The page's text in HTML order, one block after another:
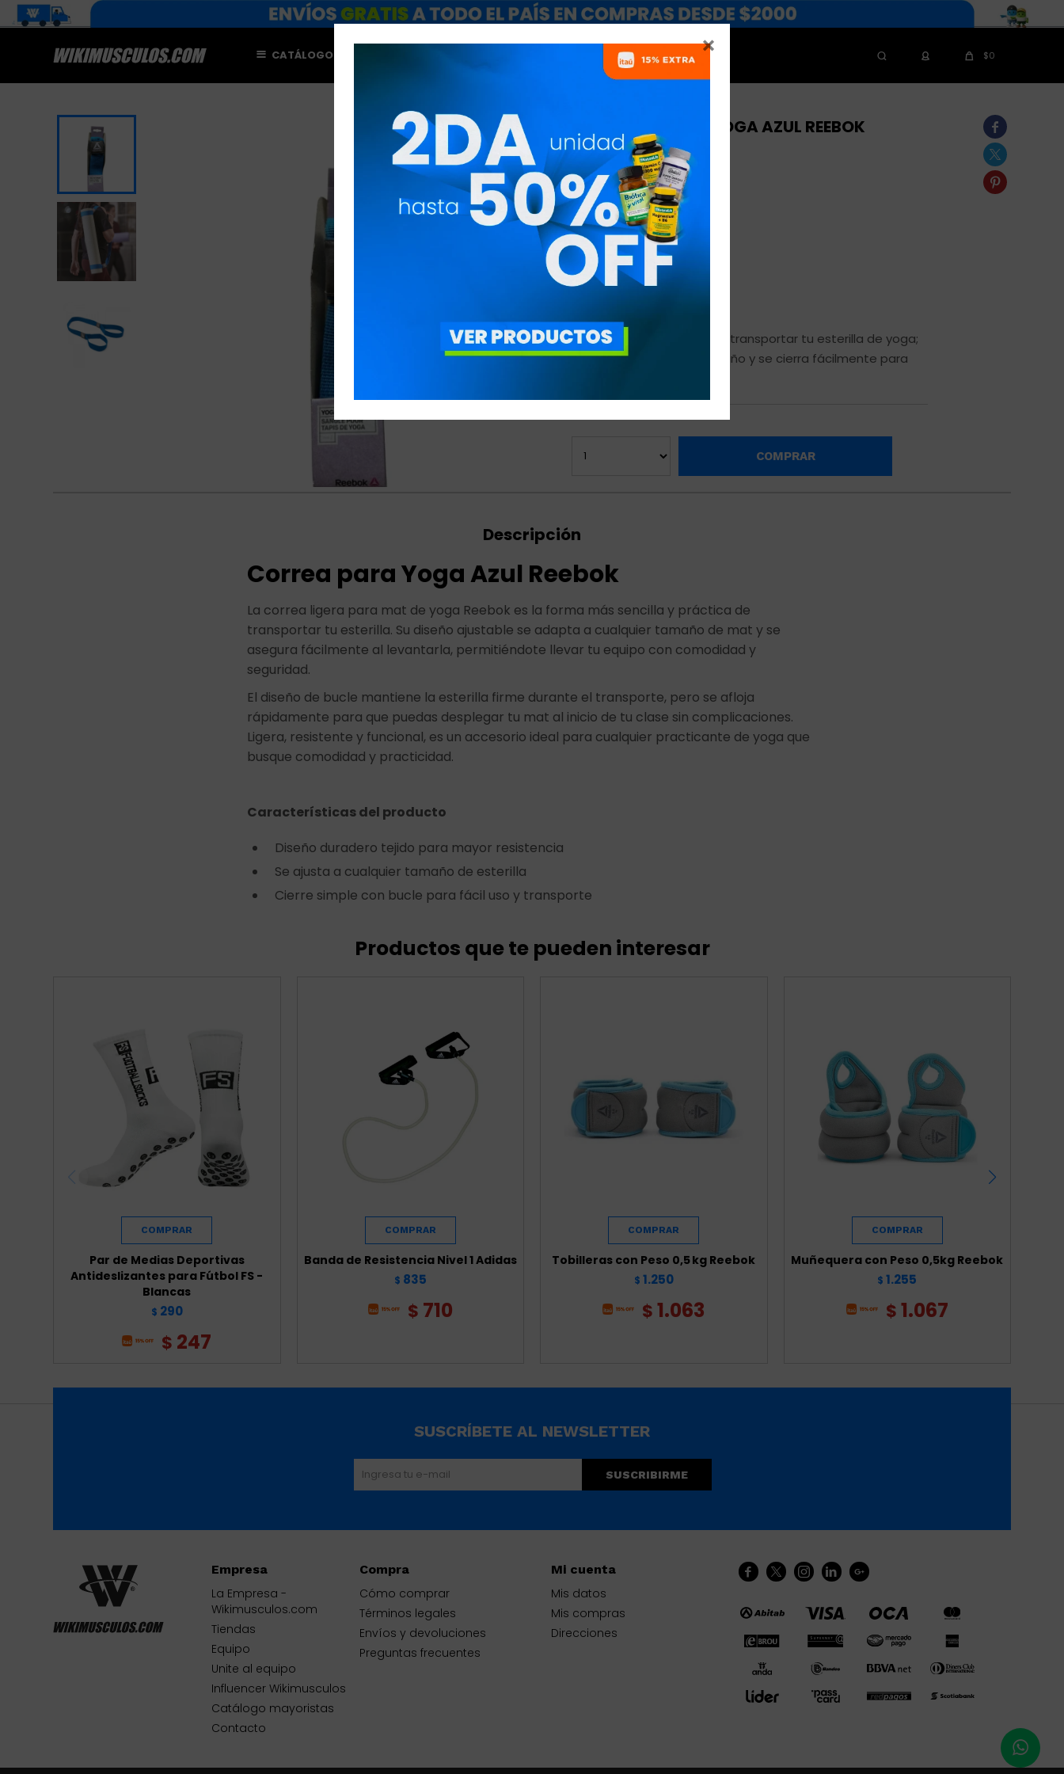

CATÁLOGO NUTRICIONISTAS $0



CORREA PARA YOGA AZUL REEBOK
RBK13254RBK13254
$835
$710
Correa ligera Reebok para transportar tu esterilla de yoga;
se ajusta a cualquier tamaño y se cierra fácilmente para
COMPRAR
Descripción
Correa para Yoga Azul Reebok
La correa ligera para mat de yoga Reebok es la forma más sencilla y práctica de
transportar tu esterilla. Su diseño ajustable se adapta a cualquier tamaño de mat y se
asegura fácilmente al levantarla, permitiéndote llevar tu equipo con comodidad y
seguridad.
El diseño de bucle mantiene la esterilla firme durante el transporte, pero se afloja
rápidamente para que puedas desplegar tu mat al inicio de tu clase sin complicaciones.
Ligera, resistente y funcional, es un accesorio ideal para cualquier practicante de yoga que
busque comodidad y practicidad.
Características del producto
Diseño duradero tejido para mayor resistencia
Se ajusta a cualquier tamaño de esterilla
Cierre simple con bucle para fácil uso y transporte
Productos que te pueden interesar
Par de Medias Deportivas
Antideslizantes para Fútbol FS -
Blancas
$ 290
$ 247
Banda de Resistencia Nivel 1 Adidas
$ 835
$ 710
Tobilleras con Peso 0,5 kg Reebok
$ 1.250
$ 1.063
Muñequera con Peso 0,5kg Reebok
$ 1.255
$1.067
    
Empresa
La Empresa -
Wikimusculos.com
Tiendas
Equipo
Unite al equipo
Influencer Wikimusculos
Catálogo mayoristas
Contacto
Compra
Cómo comprar
Términos legales
Envíos y devoluciones
Preguntas frecuentes
Mi cuenta
Mis datos
Mis compras
Direcciones
SUSCRÍBETE AL NEWSLETTER
SUSCRIBIRME